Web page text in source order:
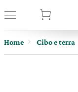
Home Cibo e terra